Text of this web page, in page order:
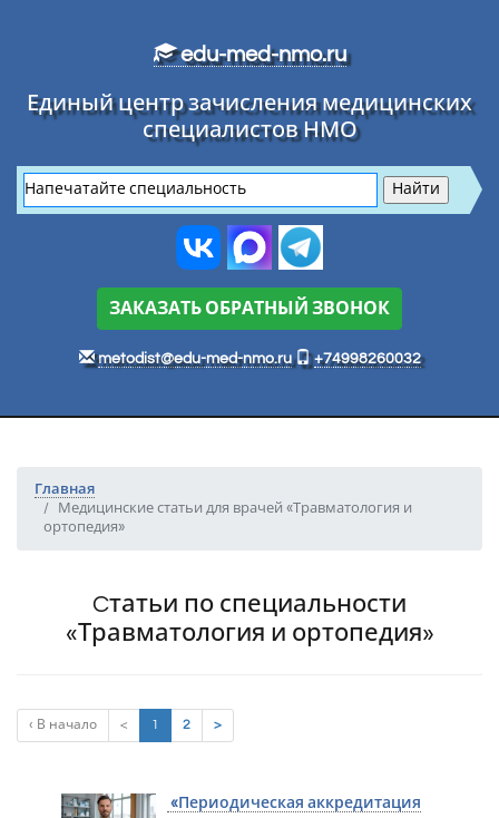
edu-med-nmo.ru
Единый центр зачисления медицинских
специалистов НМО
ЗАКАЗАТЬ ОБРАТНЫЙ ЗВОНОК
metodist@edu-med-nmo.ru +74998260032
Главная
Медицинские статьи для врачей «Травматология и
ортопедия»
Cтатьи по специальности
«Травматология и ортопедия»
‹ В начало < 1 (current)
2 >
«Периодическая аккредитация